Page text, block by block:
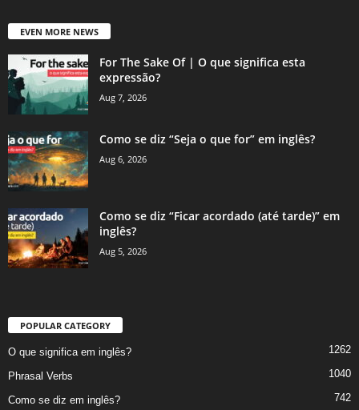
EVEN MORE NEWS
For The Sake Of | O que significa esta
expressão?
Aug 7, 2026
Como se diz “Seja o que for” em inglês?
Aug 6, 2026
Como se diz “Ficar acordado (até tarde)” em
inglês?
Aug 5, 2026
POPULAR CATEGORY
O que significa em inglês? 1262
Phrasal Verbs 1040
Como se diz em inglês? 742